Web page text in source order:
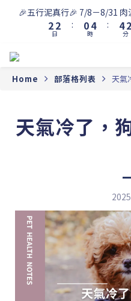
🎉五行泥真行🎉 7/8－8/31
3
2
1
3
2
1
日
:
1
0
5
4
3
0
時
:
5
4
3
0
3
2
1
分
Home 部落格列表 天氣
天氣冷了，